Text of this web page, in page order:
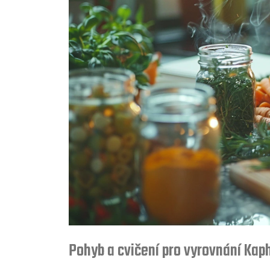
Pohyb a cvičení pro vyrovnání